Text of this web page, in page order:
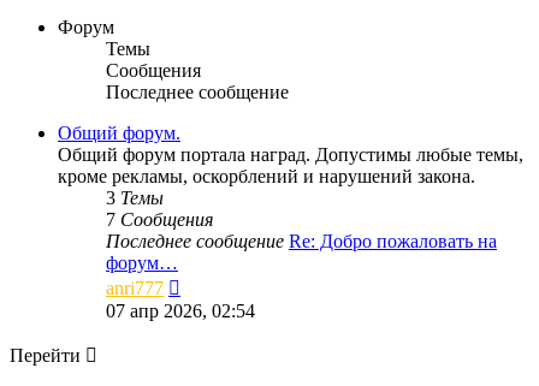
Форум
Темы
Сообщения
Последнее сообщение
Общий форум.
Общий форум портала наград. Допустимы любые темы,
кроме рекламы, оскорблений и нарушений закона.
3 Темы
7 Сообщения
Последнее сообщение Re: Добро пожаловать на
форум…
anri777
к
последнему
07 апр 2026, 02:54
Перейти